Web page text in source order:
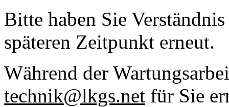
Bitte haben Sie
späteren Zeitpunkt erneut.
Während der
technik@lkgs.net für Sie